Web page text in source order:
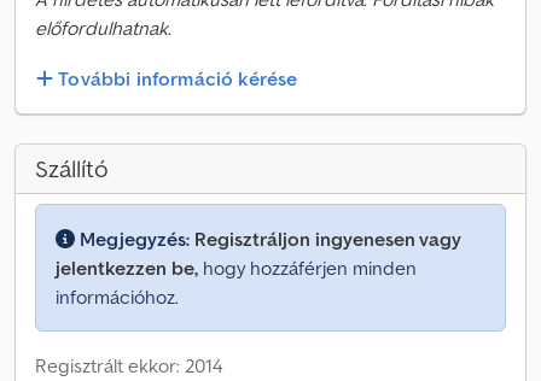
előfordulhatnak.
További információ kérése
Szállító
Megjegyzés: Regisztráljon ingyenesen vagy
jelentkezzen be, hogy hozzáférjen minden
információhoz.
Regisztrált ekkor: 2014